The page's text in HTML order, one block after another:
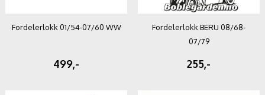
Fordelerlokk 01/54-07/60 WW
499,-
Fordelerlokk BERU 08/68-
07/79
255,-